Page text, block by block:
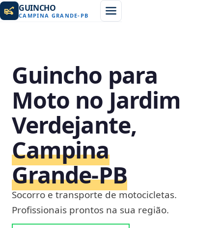
GUINCHO
CAMPINA GRANDE- PB
Guincho para
Moto no Jardim
Verdejante,
Campina
Grande‑PB
Socorro e transporte de motocicletas.
Profissionais prontos na sua região.